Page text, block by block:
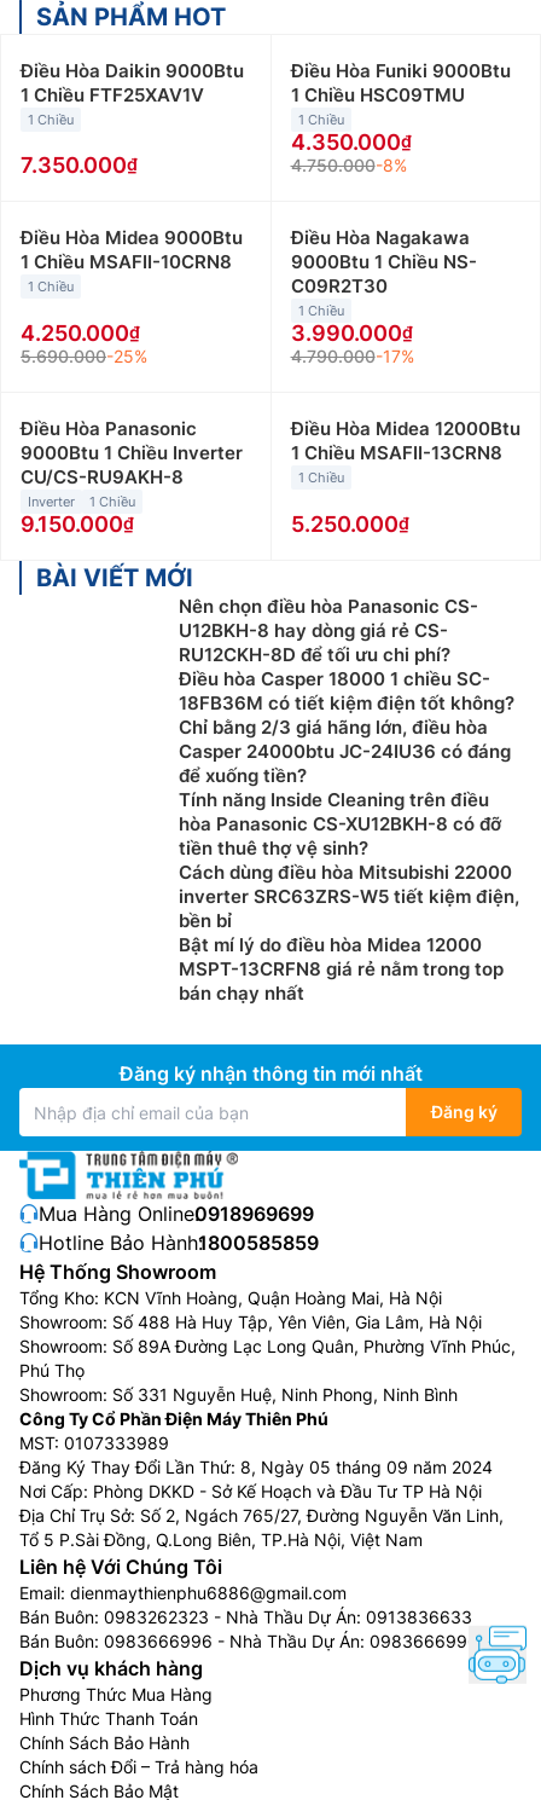
SẢN PHẨM HOT
Điều Hòa Daikin 9000Btu
1 Chiều FTF25XAV1V
1 Chiều
7.350.000
Điều Hòa Funiki 9000Btu
1 Chiều HSC09TMU
1 Chiều
4.350.000
4.750.000-8%
Điều Hòa Midea 9000Btu
1 Chiều MSAFII-10CRN8
1 Chiều
4.250.000
5.690.000-25%
Điều Hòa Nagakawa
9000Btu 1 Chiều NS-
C09R2T30
1 Chiều
3.990.000
4.790.000-17%
Điều Hòa Panasonic
9000Btu 1 Chiều Inverter
CU/CS-RU9AKH-8
Inverter 1 Chiều
9.150.000
Điều Hòa Midea 12000Btu
1 Chiều MSAFII-13CRN8
1 Chiều
5.250.000
BÀI VIẾT MỚI
Nên chọn điều hòa Panasonic CS-
U12BKH-8 hay dòng giá rẻ CS-
RU12CKH-8D để tối ưu chi phí?
Điều hòa Casper 18000 1 chiều SC-
18FB36M có tiết kiệm điện tốt không?
Chỉ bằng 2/3 giá hãng lớn, điều hòa
Casper 24000btu JC-24IU36 có đáng
để xuống tiền?
Tính năng Inside Cleaning trên điều
hòa Panasonic CS-XU12BKH-8 có đỡ
tiền thuê thợ vệ sinh?
Cách dùng điều hòa Mitsubishi 22000
inverter SRC63ZRS-W5 tiết kiệm điện,
bền bỉ
Bật mí lý do điều hòa Midea 12000
MSPT-13CRFN8 giá rẻ nằm trong top
bán chạy nhất
Đăng ký nhận thông tin mới nhất
Đăng ký
Mua Hàng Online:0918969699
Hotline Bảo Hành:1800585859
Hệ Thống Showroom
Tổng Kho: KCN Vĩnh Hoàng, Quận Hoàng Mai, Hà Nội
Showroom: Số 488 Hà Huy Tập, Yên Viên, Gia Lâm, Hà Nội
Showroom: Số 89A Đường Lạc Long Quân, Phường Vĩnh Phúc,
Phú Thọ
Showroom: Số 331 Nguyễn Huệ, Ninh Phong, Ninh Bình
Công Ty Cổ Phần Điện Máy Thiên Phú
MST: 0107333989
Đăng Ký Thay Đổi Lần Thứ: 8, Ngày 05 tháng 09 năm 2024
Nơi Cấp: Phòng DKKD - Sở Kế Hoạch và Đầu Tư TP Hà Nội
Địa Chỉ Trụ Sở: Số 2, Ngách 765/27, Đường Nguyễn Văn Linh,
Tổ 5 P.Sài Đồng, Q.Long Biên, TP.Hà Nội, Việt Nam
Liên hệ Với Chúng Tôi
Email: dienmaythienphu6886@gmail.com
Bán Buôn: 0983262323 - Nhà Thầu Dự Án: 0913836633
Bán Buôn: 0983666996 - Nhà Thầu Dự Án: 0983666996
Dịch vụ khách hàng
Phương Thức Mua Hàng
Hình Thức Thanh Toán
Chính Sách Bảo Hành
Chính sách Đổi – Trả hàng hóa
Chính Sách Bảo Mật